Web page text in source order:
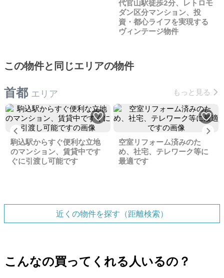
代官山駅徒歩2分、レトロモ
ダン区分マンション、投
資・都心ライフを実現する
ヴィンテージ物件
この物件と同じエリアの物件
首都 エリア もっと見る
Previous
駒込駅からすぐ便利な立地
のマンション、賃貸中です
ぐに引渡し可能です
空室リフォーム済みのた
め、社宅、テレワーク等に
最適です
近くの物件を探す（距離検索）
こんなの買ってくれる人いるの？